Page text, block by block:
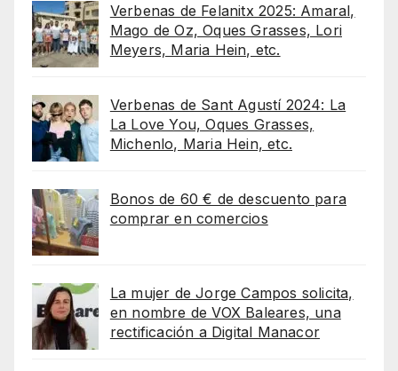
Verbenas de Felanitx 2025: Amaral,
Mago de Oz, Oques Grasses, Lori
Meyers, Maria Hein, etc.
Verbenas de Sant Agustí 2024: La
La Love You, Oques Grasses,
Michenlo, Maria Hein, etc.
Bonos de 60 € de descuento para
comprar en comercios
La mujer de Jorge Campos solicita,
en nombre de VOX Baleares, una
rectificación a Digital Manacor